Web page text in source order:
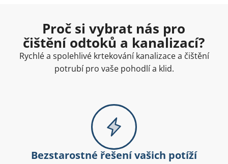
Proč si vybrat nás pro
čištění odtoků a kanalizací?
Rychlé a spolehlivé krtekování kanalizace a čištění
potrubí pro vaše pohodlí a klid.
Bezstarostné řešení vašich potíží